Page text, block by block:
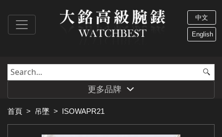
中文
English
更多品牌
首頁 > 吊墜 > ISOWAPR21